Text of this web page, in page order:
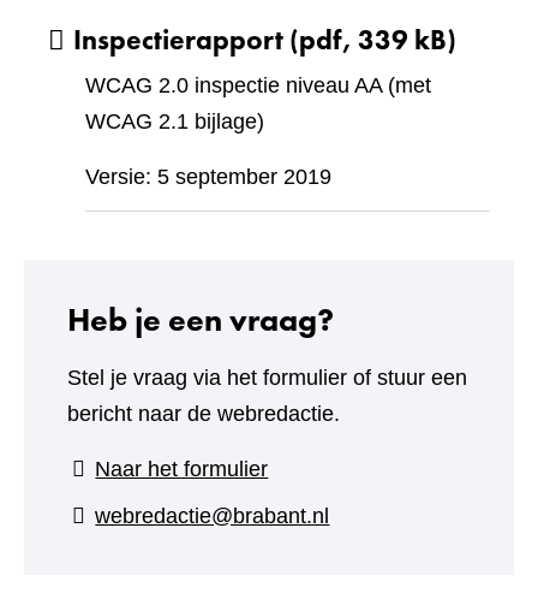
Inspectierapport(pdf, 339 kB)
WCAG 2.0 inspectie niveau AA (met
WCAG 2.1 bijlage)
Versie: 5 september 2019
Heb je een vraag?
Stel je vraag via het formulier of stuur een
bericht naar de webredactie.
Naar het formulier(verwijst
naar
webredactie@brabant.nl